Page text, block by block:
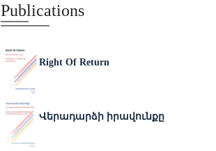
Publications
Right Of Return
Վերադարձի իրավունքը